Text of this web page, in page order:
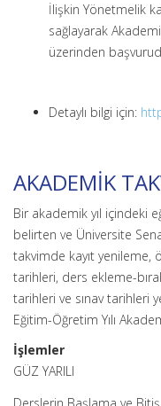
İlişkin Yönetmelik
sağlayarak
üzerinden
Detaylı bilgi için:
AKADEMİK
Bir akademik yıl içindeki
belirten ve Üniversite
takvimde kayıt yenileme,
tarihleri, ders ekleme-
tarihleri ve sınav tarihleri
Eğitim-Öğretim Yılı
İşlemler
GÜZ YARILI